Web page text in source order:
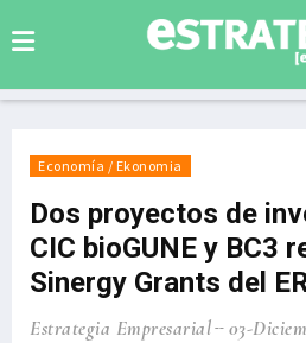
Economía / Ekonomia
Dos proyectos de
CIC bioGUNE y BC3
Sinergy Grants del
Estrategia Empresarial 03-